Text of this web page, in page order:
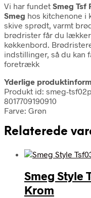
Vi har fundet Smeg Tsf
Smeg hos kitchenone i
skive sprødt, varmt
brødrister får du
køkkenbord.
indstillinger, så du kan
foretrækk
Yderlige
Produkt id: smeg-
8017709190910
Farve: Grøn
Relaterede
Smeg Style
Krom